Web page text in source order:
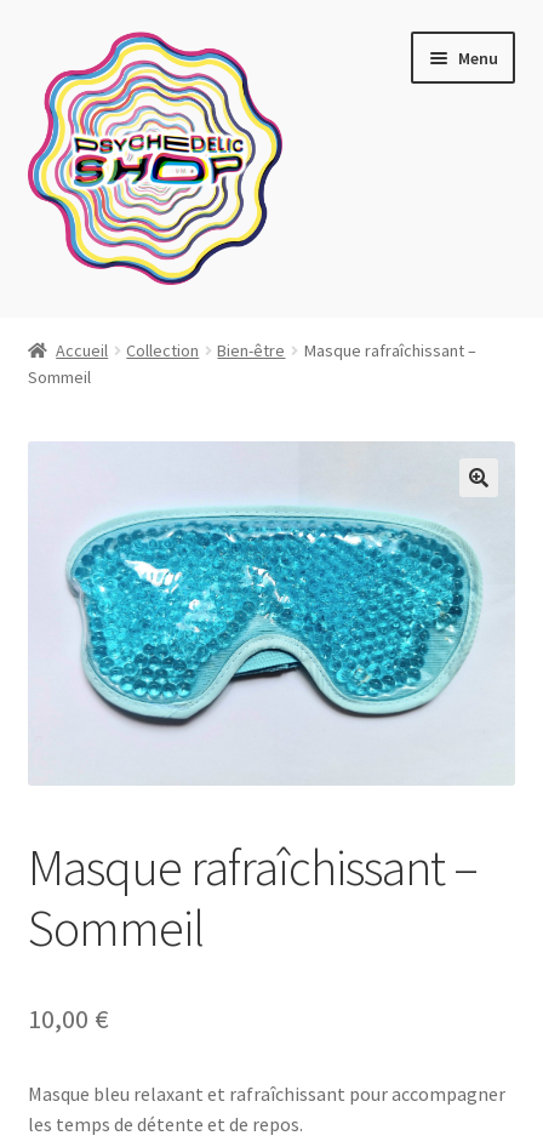
navigation
contenu
Menu
Boutique
Affiches
A Propos
Accueil Collection Bien-être
Masque rafraîchissant –
Sommeil
Masque rafraîchissant –
Sommeil
10,00 €
Masque bleu relaxant et rafraîchissant pour accompagner
les temps de détente et de repos.